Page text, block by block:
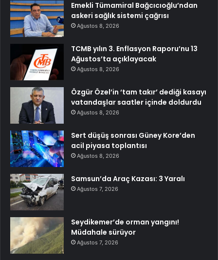
Emekli Tümamiral Bağcıcıoğlu’ndan
askeri sağlık sistemi çağrısı
Ağustos 8, 2026
TCMB yılın 3. Enflasyon Raporu’nu 13
Ağustos’ta açıklayacak
Ağustos 8, 2026
Özgür Özel’in ‘tam takır’ dediği kasayı
vatandaşlar saatler içinde doldurdu
Ağustos 8, 2026
Sert düşüş sonrası Güney Kore’den
acil piyasa toplantısı
Ağustos 8, 2026
Samsun’da Araç Kazası: 3 Yaralı
Ağustos 7, 2026
Seydikemer’de orman yangını!
Müdahale sürüyor
Ağustos 7, 2026